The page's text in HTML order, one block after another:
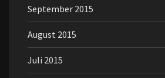
September 2015
August 2015
Juli 2015